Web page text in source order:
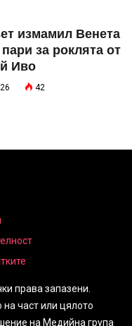
измамил Венета
за роклята от
Иво
42
права запазени.
на част или цялото
на Медийна група